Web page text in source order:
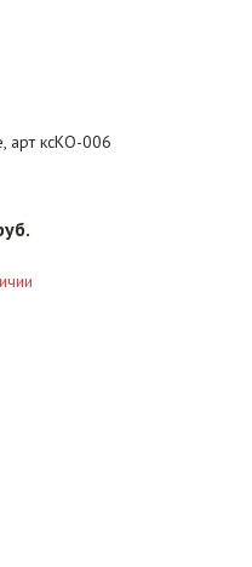
арт ксКО-006